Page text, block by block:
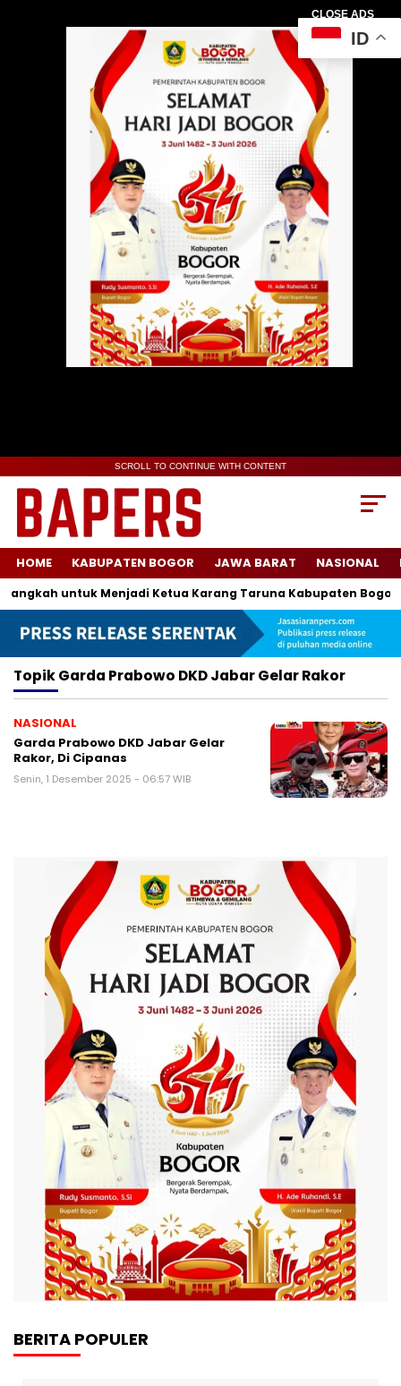
CLOSE ADS
SCROLL TO CONTINUE WITH CONTENT
HOME KABUPATEN BOGOR JAWA BARAT NASIONAL
untuk Menjadi Ketua Karang Taruna Kabupaten Bogor
TopikGarda Prabowo DKD Jabar Gelar Rakor
NASIONAL
Garda Prabowo DKD Jabar Gelar
Rakor, Di Cipanas
Senin, 1 Desember 2025 - 06:57 WIB
BERITA POPULER
ID